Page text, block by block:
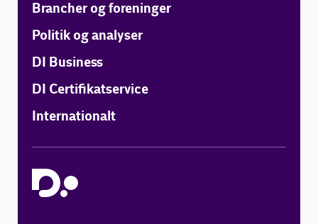
Brancher og foreninger
Politik og analyser
DI Business
DI Certifikatservice
Internationalt